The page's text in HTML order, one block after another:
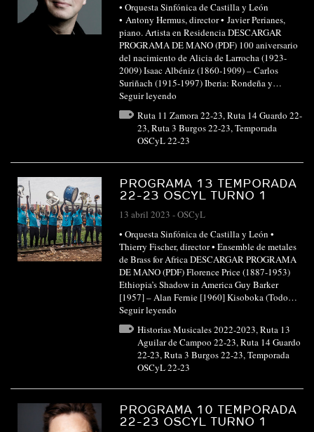
• Orquesta Sinfónica de Castilla y León
• Antony Hermus, director • Javier Perianes,
piano. Artista en Residencia DESCARGAR
PROGRAMA DE MANO (PDF) 100 aniversario
del nacimiento de Alicia de Larrocha (1923-
2009) Isaac Albéniz (1860-1909) – Carlos
Suriñach (1915-1997) Iberia: Rondeña y…
Seguir leyendo
Ruta 11 Zamora 22-23,Ruta 14 Guardo 22-
23,Ruta 3 Burgos 22-23,Temporada
OSCyL 22-23
PROGRAMA 13 TEMPORADA
22-23 OSCYL TURNO 1
13 abril 2023 -OSCyL
• Orquesta Sinfónica de Castilla y León •
Thierry Fischer, director • Ensemble de metales
de Brass for Africa DESCARGAR PROGRAMA
DE MANO (PDF) Florence Price (1887-1953)
Ethiopia’s Shadow in America Guy Barker
[1957] – Alan Fernie [1960] Kisoboka (Todo…
Seguir leyendo
Historias Musicales 2022-2023, Ruta 13
Aguilar de Campoo 22-23, Ruta 14 Guardo
22-23, Ruta 3 Burgos 22-23, Temporada
OSCyL 22-23
PROGRAMA 10 TEMPORADA
22-23 OSCYL TURNO 1